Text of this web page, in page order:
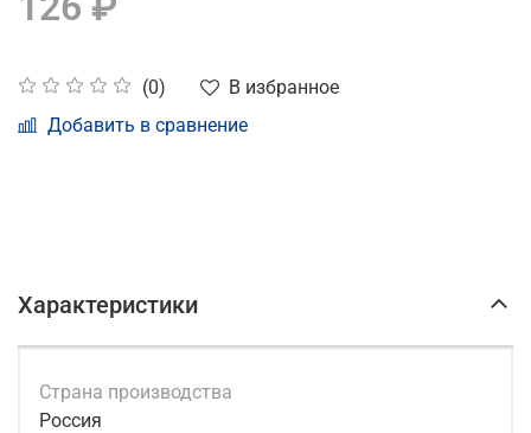
(0)
В избранное
Добавить в сравнение
Характеристики
Страна производства
Россия